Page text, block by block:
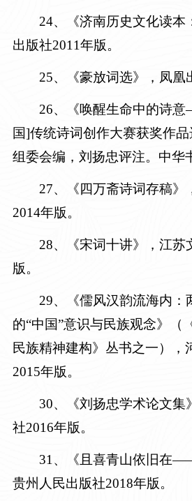
24、《济南历史文化读本
出版社2011年版。
25、《豪放词选》，凤凰
26、《唤醒生命中的诗
国]传统诗词创作大赛获奖作
组委会编，刘扬忠评注。中华
27、《四万斋诗词存稿》
2014年版。
28、《宋词十讲》，江苏
版。
29、《儒风汉韵流海内：
的“中国”意识与民族观念》（
民族精神建构》丛书之一），
2015年版。
30、《刘扬忠学术论文集
社2016年版。
31 、《且喜青山依旧在
贵州人民出版社2018年版。